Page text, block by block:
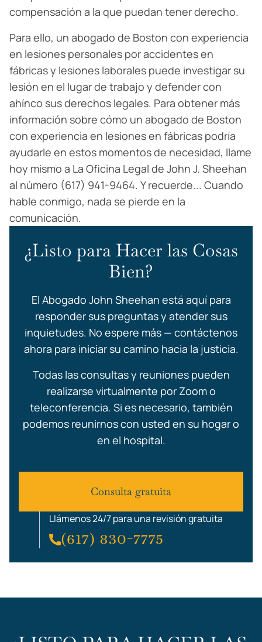
compensación a la que puedan tener derecho.
Para ello, un abogado de Boston con experiencia
en lesiones personales por accidentes en
fábricas y lesiones laborales puede investigar su
lesión en el lugar de trabajo y defender con
ahínco sus derechos legales. Para obtener más
información sobre cómo un abogado de Boston
con experiencia en lesiones en fábricas podría
ayudarle en estos momentos de necesidad, llame
hoy mismo a La Oficina Legal de John J. Sheehan
al número (617) 941-9464. Y recuerde... Cuando
hable conmigo, nada se pierde en la
comunicación.
¿Listo para Hacer las Cosas
Bien?
El Abogado John Sheehan está aquí para
responder sus preguntas y atender sus
inquietudes. No espere más — contáctenos
ahora para iniciar su camino hacia la justicia.
Todas las consultas y reuniones pueden
realizarse virtualmente por Zoom o
teleconferencia. Si es necesario, también
podemos reunirnos con usted en su hogar o
en el hospital.
Consulta gratuita
Llámenos 24/7 para una revisión gratuita
(617) 830-7775